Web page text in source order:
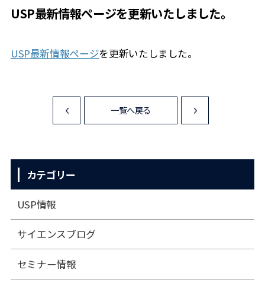
USP最新情報ページを更新いたしました。
USP最新情報ページを更新いたしました。
<
一覧へ戻る
カテゴリー
USP情報
サイエンスブログ
セミナー情報